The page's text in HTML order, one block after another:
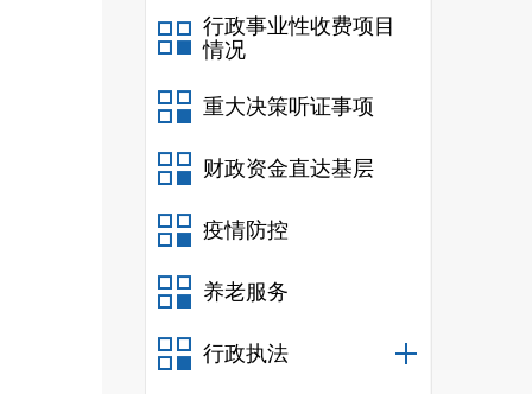
行政事业性收费项目
情况
重大决策听证事项
财政资金直达基层
疫情防控
养老服务
行政执法